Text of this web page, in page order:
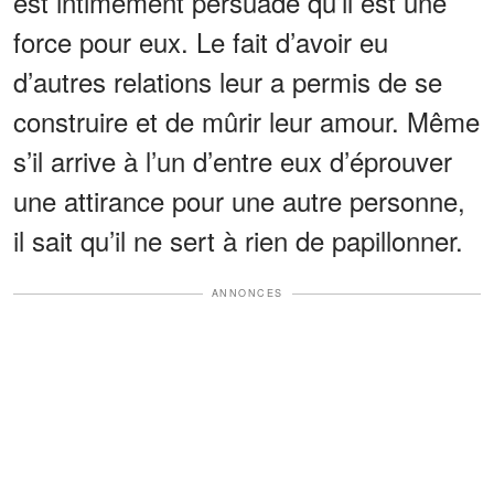
force pour eux. Le fait d’avoir eu
d’autres relations leur a permis de se
construire et de mûrir leur amour. Même
s’il arrive à l’un d’entre eux d’éprouver
une attirance pour une autre personne,
il sait qu’il ne sert à rien de papillonner.
ANNONCES